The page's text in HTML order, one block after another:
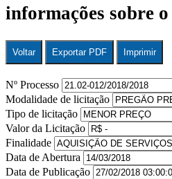
informações sobre
Voltar Exportar PDF Imprimir
Nº Processo
Modalidade de licitação
Tipo de licitação
Valor da Licitação
Finalidade
Data de Abertura
Data de Publicação